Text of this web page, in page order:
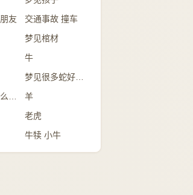
友
交通事故 撞车
梦见棺材
牛
梦见很多蛇好不好？
羊
老虎
牛犊 小牛